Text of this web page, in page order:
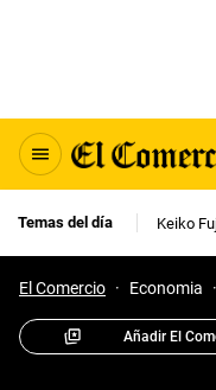
Temas del día Keiko
El Comercio · Economia ·
Añadir El